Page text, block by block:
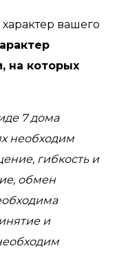
вашего
на которых
7 дома
необходим
гибкость и
обмен
и